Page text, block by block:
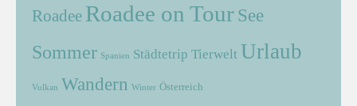
Roadee Roadee on Tour See
Sommer Spanien Städtetrip Tierwelt Urlaub
Vulkan Wandern Winter Österreich